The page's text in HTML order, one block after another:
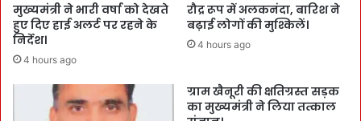
मुख्यमंत्री ने भारी वर्षा को देखते
हुए दिए हाई अलर्ट पर रहने के
निर्देश।
4 hours ago
रौद्र रूप में अलकनंदा, बारिश ने
बढ़ाई लोगों की मुश्किलें।
4 hours ago
ग्राम खैनूरी की क्षतिग्रस्त सड़क
का मुख्यमंत्री ने लिया तत्काल